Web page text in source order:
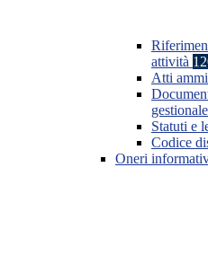
attività
Atti
gestionale
Statuti e
Codice
Oneri